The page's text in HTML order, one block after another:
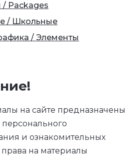
/ Packages
/ Школьные
/ Элементы
на сайте предназначены
персонального
и ознакомительных
на материалы